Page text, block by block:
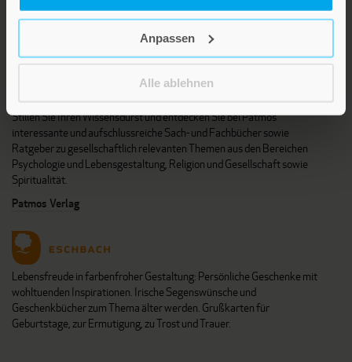
Anpassen
Alle ablehnen
Die Verlage der Verlagsgruppe Patmos
Stillen Sie Ihren Wissensdurst und entdecken Sie bei Patmos
interessante und aufschlussreiche Sach- und Fachbücher sowie
Ratgeber zu gesellschaftlich relevanten Themen aus den Bereichen
Psychologie und Lebensgestaltung, Religion und Gesellschaft sowie
Spiritualität.
Patmos Verlag
Lebensfreude in farbenfroher Gestaltung: Persönliche Geschenke mit
wohltuenden Inspirationen. Irische Segenswünsche und
Geschenkbücher zum Thema älter werden. Grußkarten für
Geburtstage, zur Ermutigung, zu Trost und Trauer.